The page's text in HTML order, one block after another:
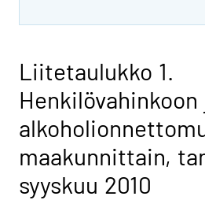
Liitetaulukko 1.
maakunnittain,
syyskuu 2010